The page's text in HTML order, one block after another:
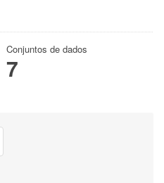
Conjuntos de dados
7